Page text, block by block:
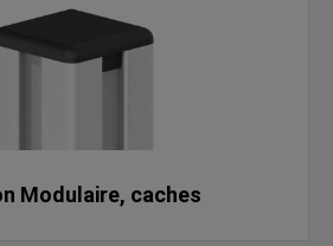
Modulaire, caches